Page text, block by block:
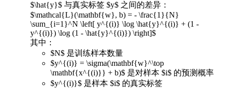
$\hat{y}$ 与真实标签 $y$ 之间的差异：
$\mathcal{L}(\mathbf{w}, b) = - \frac{1}{N}
\sum_{i=1}^N \left[ y^{(i)} \log \hat{y}^{(i)} + (1 -
y^{(i)}) \log (1 - \hat{y}^{(i)}) \right]$
其中：
$N$ 是训练样本数量
$y^{(i)} = \sigma(\mathbf{w}^\top
\mathbf{x^{(i)}} + b)$ 是对样本 $i$ 的预测概率
$y^{(i)}$ 是样本 $i$ 的真实标签